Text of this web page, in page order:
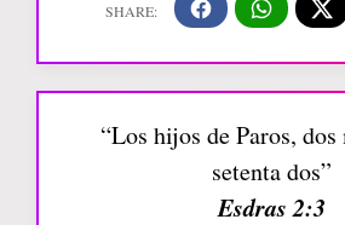
“Los hijos de Paros,
setenta dos”
Esdras 2:3